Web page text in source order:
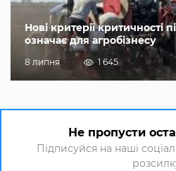
Нові критерії
означає для агробізнесу
8 липня 1 645
Не пропусти
Підписуйся на наші